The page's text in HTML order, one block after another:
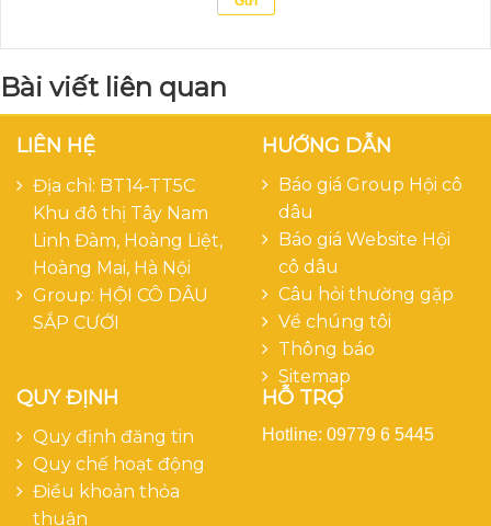
Bài viết liên quan
LIÊN HỆ
Địa chỉ: BT14-TT5C
Khu đô thị Tây Nam
Linh Đàm, Hoàng Liệt,
Hoàng Mai, Hà Nội
Group: HỘI CÔ DÂU
SẮP CƯỚI
HƯỚNG DẪN
Báo giá Group Hội cô
dâu
Báo giá Website Hội
cô dâu
Câu hỏi thường gặp
Về chúng tôi
Thông báo
Sitemap
QUY ĐỊNH
Quy định đăng tin
Quy chế hoạt động
Điều khoản thỏa
thuận
HỖ TRỢ
Hotline: 09779 6 5445